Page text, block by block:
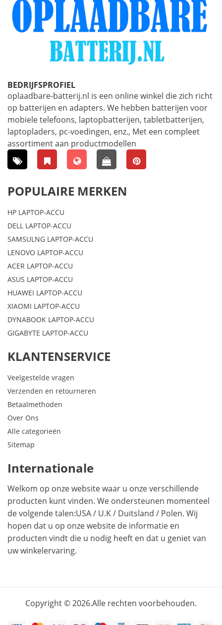
BEDRIJFSPROFIEL
oplaadbare-batterij.nl is een online winkel die zich richt
op batterijen en adapters. We hebben batterijen voor
mobiele telefoons, laptopbatterijen, tabletbatterijen,
laptopladers, pc-voedingen, enz., Met een compleet
assortiment aan productmodellen
POPULAIRE MERKEN
HP LAPTOP-ACCU
DELL LAPTOP-ACCU
SAMSULNG LAPTOP-ACCU
LENOVO LAPTOP-ACCU
ACER LAPTOP-ACCU
ASUS LAPTOP-ACCU
HUAWEI LAPTOP-ACCU
XIAOMI LAPTOP-ACCU
DYNABOOK LAPTOP-ACCU
GIGABYTE LAPTOP-ACCU
KLANTENSERVICE
Veelgestelde vragen
Verzenden en retourneren
Betaalmethoden
Over Ons
Alle categorieën
Sitemap
Internationale
Welkom op onze website waar u onze verschillende
producten kunt vinden. We ondersteunen momenteel
de volgende talen:USA/ U.K/ Duitsland / Polen. Wij
hopen dat u op onze website de informatie en
producten vindt die u nodig heeft en dat u geniet van
uw winkelervaring.
Copyright © 2026.Alle rechten voorbehouden.